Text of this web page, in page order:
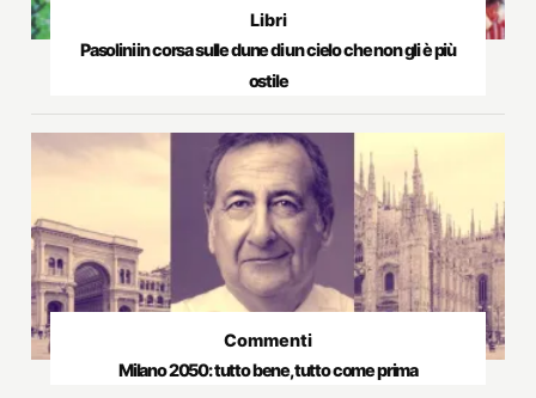
Libri
Pasolini in corsa sulle dune di un cielo che non gli è più
ostile
Commenti
Milano 2050: tutto bene, tutto come prima